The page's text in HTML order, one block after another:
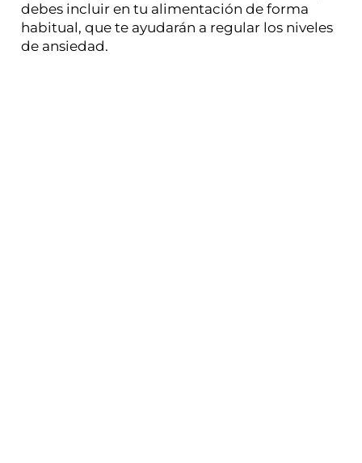
debes incluir en tu alimentación de forma
habitual, que te ayudarán a regular los niveles
de ansiedad.